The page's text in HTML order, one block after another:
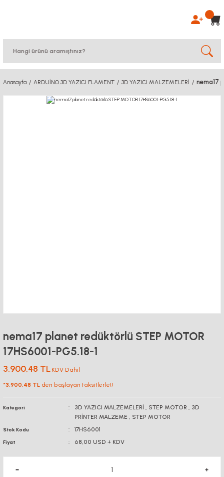
Anasayfa ARDUİNO 3D YAZICI FLAMENT 3D YAZICI MALZEMELERİ nema17
nema17 planet redüktörlü STEP MOTOR
17HS6001-PG5.18-1
3.900,48 TL KDV Dahil
*3.900,48 TL den başlayan taksitlerle!!
Kategori 3D YAZICI MALZEMELERİ , STEP MOTOR , 3D
PRİNTER MALZEME , STEP MOTOR
Stok Kodu 17HS6001
Fiyat 68,00 USD + KDV